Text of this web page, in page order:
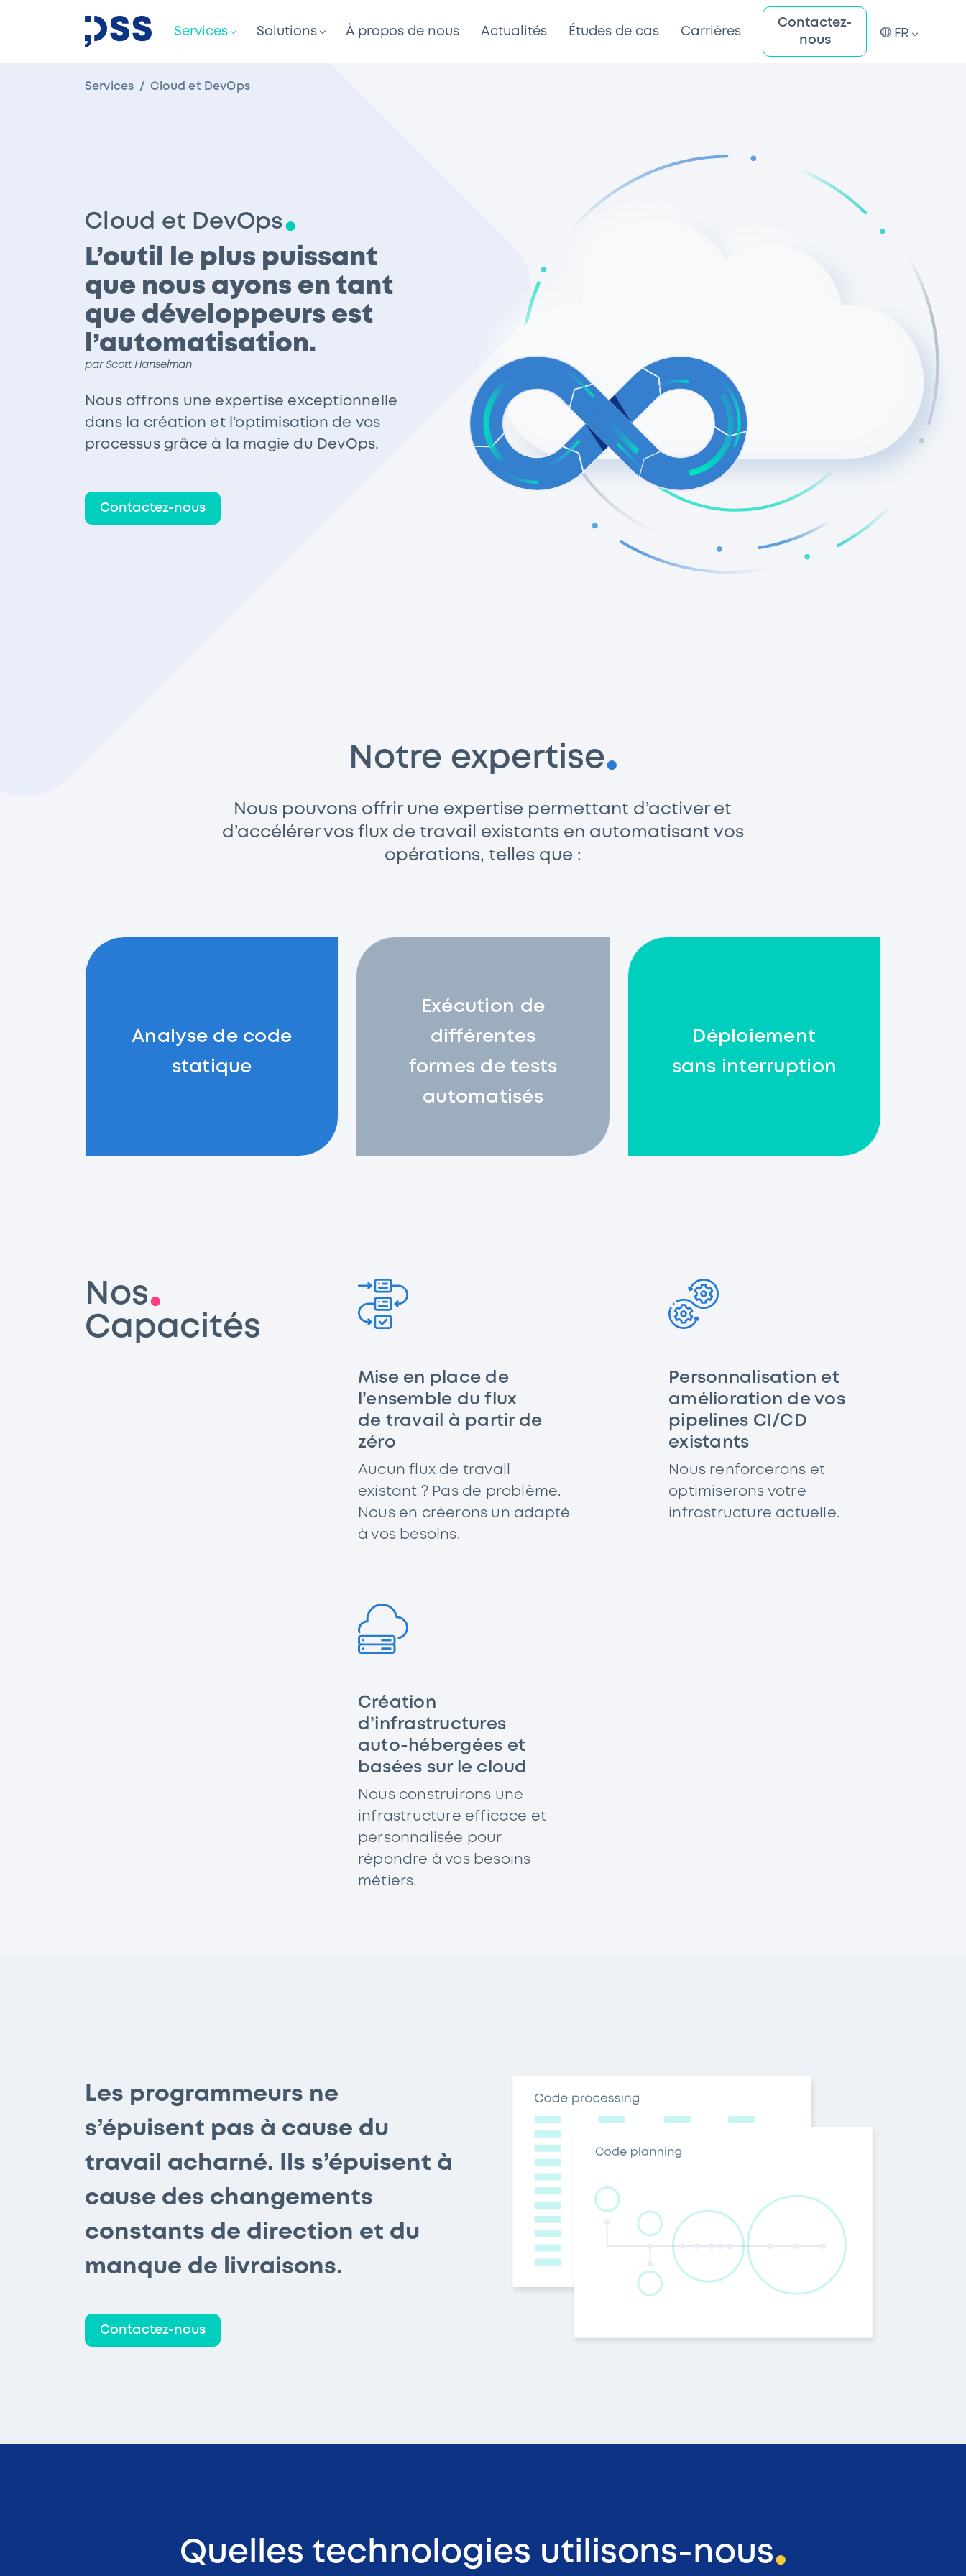
Services Solutions À propos de nous Actualités Études de cas Carrières
Contactez-
nous
FR
Services Cloud et DevOps
Cloud et DevOps
L’outil le plus puissant
que nous ayons en tant
que développeurs est
l’automatisation.
par Scott Hanselman
Nous offrons une expertise exceptionnelle
dans la création et l’optimisation de vos
processus grâce à la magie du DevOps.
Contactez-nous
Notre expertise
Nous pouvons offrir une expertise permettant d’activer et
d’accélérer vos flux de travail existants en automatisant vos
opérations, telles que :
Analyse de code
statique
Exécution de
différentes
formes de tests
automatisés
Déploiement
sans interruption
Nos
Capacités
Mise en place de
l’ensemble du flux
de travail à partir de
zéro
Aucun flux de travail
existant ? Pas de problème.
Nous en créerons un adapté
à vos besoins.
Personnalisation et
amélioration de vos
pipelines CI/CD
existants
Nous renforcerons et
optimiserons votre
infrastructure actuelle.
Création
d’infrastructures
auto-hébergées et
basées sur le cloud
Nous construirons une
infrastructure efficace et
personnalisée pour
répondre à vos besoins
métiers.
Les programmeurs ne
s’épuisent pas à cause du
travail acharné. Ils s’épuisent à
cause des changements
constants de direction et du
manque de livraisons.
Contactez-nous
Quelles technologies utilisons-nous